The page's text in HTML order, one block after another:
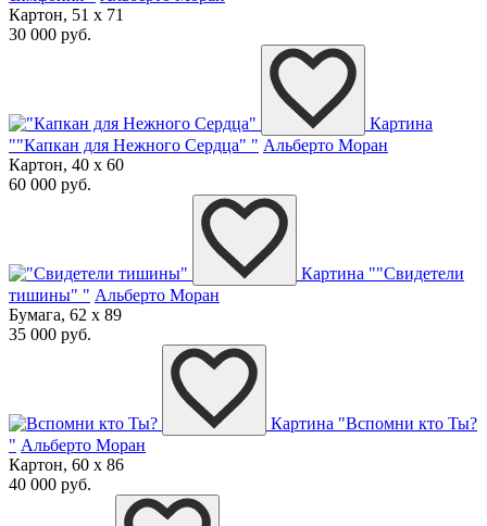
Картон, 51 x 71
30 000 руб.
Картина
""Капкан для Нежного Сердца" " Альберто Моран
Картон, 40 x 60
60 000 руб.
Картина ""Свидетели
тишины" " Альберто Моран
Бумага, 62 x 89
35 000 руб.
Картина "Вспомни кто Ты?
" Альберто Моран
Картон, 60 x 86
40 000 руб.